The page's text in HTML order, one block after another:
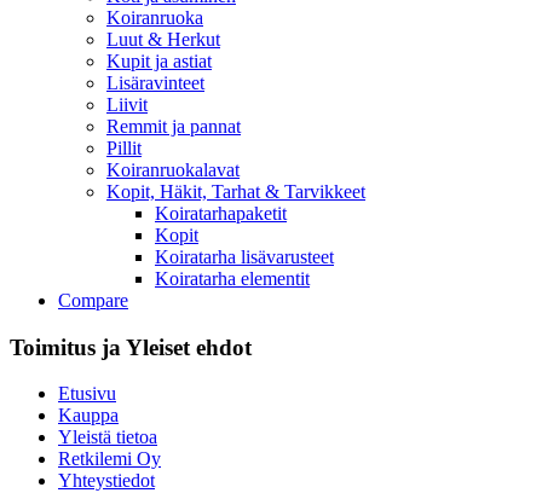
Koiranruoka
Luut & Herkut
Kupit ja astiat
Lisäravinteet
Liivit
Remmit ja pannat
Pillit
Koiranruokalavat
Kopit, Häkit, Tarhat & Tarvikkeet
Koiratarhapaketit
Kopit
Koiratarha lisävarusteet
Koiratarha elementit
Compare
Toimitus ja Yleiset ehdot​
Etusivu
Kauppa
Yleistä tietoa
Retkilemi Oy
Yhteystiedot